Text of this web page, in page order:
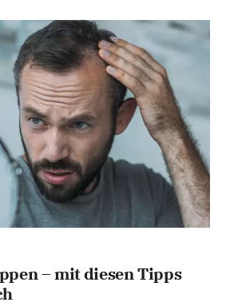
– mit diesen Tipps